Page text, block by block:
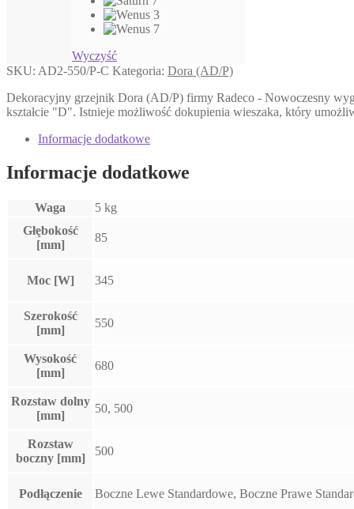
Wyczyść
SKU: AD2-550/P-C Kategoria: Dora (AD/P)
Dekoracyjny grzejnik Dora (AD/P) firmy Radeco - Nowoczesny
kształcie "D". Istnieje możliwość dokupienia wieszaka, który
Informacje dodatkowe
Informacje dodatkowe
Waga
5 kg
Głębokość
[mm]
85
Moc [W] 345
Szerokość
[mm]
550
Wysokość
[mm]
680
Rozstaw dolny
[mm]
50, 500
Rozstaw
boczny [mm]
500
Podłączenie Boczne Lewe Standardowe, Boczne Prawe